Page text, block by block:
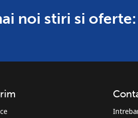
noi stiri si oferte: